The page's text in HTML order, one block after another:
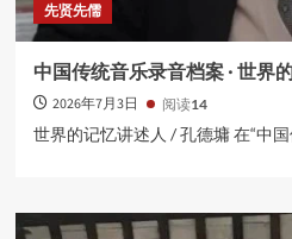
先贤先儒
中国传统音乐录音档案 · 世界
2026年7月3日 阅读14
世界的记忆讲述人 / 孔德墉 在“中国